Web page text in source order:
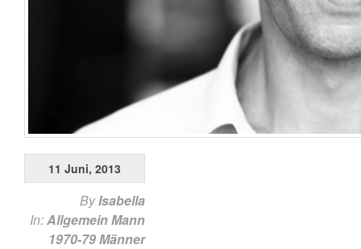
11 Juni, 2013
ByIsabella
In:AllgemeinMann
1970-79Männer